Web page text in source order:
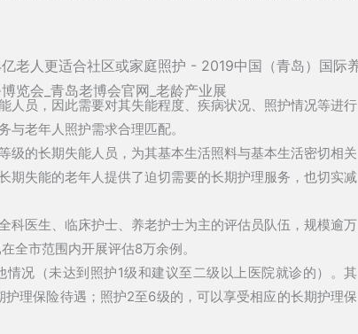
人员，因此需要对其失能程度、疾病状况、照护情况等进行
老年人照护需求合理匹配。
级的长期失能人员，为其基本生活照料与基本生活密切相关
期失能的老年人提供了迫切需要的长期护理服务，也切实减
科医生、临床护士、养老护士为主的评估员队伍，规模逾万
全市范围内开展评估8万余例。
况（未达到照护1级和建议至二级以上医院就诊的）。其
理保险待遇；照护2至6级的，可以享受相应的长期护理保